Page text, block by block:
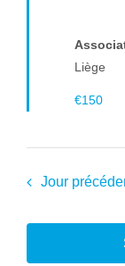
Liège
€150
Jour